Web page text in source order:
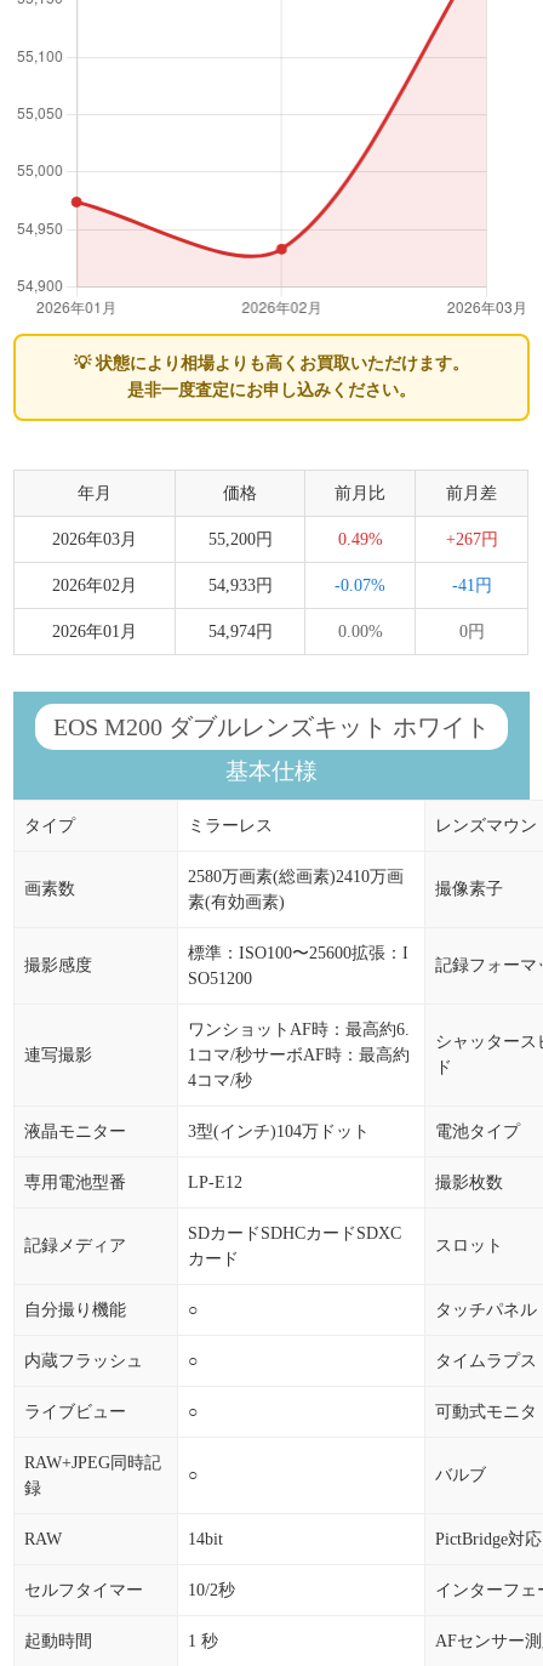
💡 状態により相場よりも高くお買取いただけます。
是非一度査定にお申し込みください。
年月 価格 前月比 前月差
2026年03月 55,200円 0.49% +267円
2026年02月 54,933円 -0.07% -41円
2026年01月 54,974円 0.00% 0円
EOS M200 ダブルレンズキット ホワイト
基本仕様
タイプ ミラーレス レンズマウン
画素数
2580万画素(総画素)2410万画
素(有効画素)
撮像素子
撮影感度
標準：ISO100〜25600拡張：I
SO51200
記録フォーマ
連写撮影
ワンショットAF時：最高約6.
1コマ/秒サーボAF時：最高約
4コマ/秒
シャッタース
ド
液晶モニター 3型(インチ)104万ドット 電池タイプ
専用電池型番 LP-E12 撮影枚数
記録メディア
SDカードSDHCカードSDXC
カード
スロット
自分撮り機能 ○ タッチパネル
内蔵フラッシュ ○ タイムラプス
ライブビュー ○ 可動式モニタ
RAW+JPEG同時記
録
○ バルブ
RAW 14bit PictBridge対応
セルフタイマー 10/2秒 インターフェ
起動時間 1 秒 AFセンサー